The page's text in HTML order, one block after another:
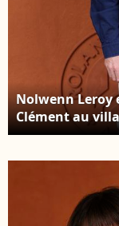
France, le 19
2025. © Guirec-
Moreau/
Nolwenn Leroy
Clément au
France de